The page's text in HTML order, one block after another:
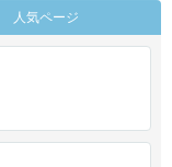
人気ページ